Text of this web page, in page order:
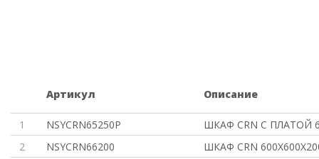
Артикул Описание
1 NSYCRN65250P
ШКАФ CRN С ПЛАТОЙ
2
NSYCRN66200
ШКАФ CRN